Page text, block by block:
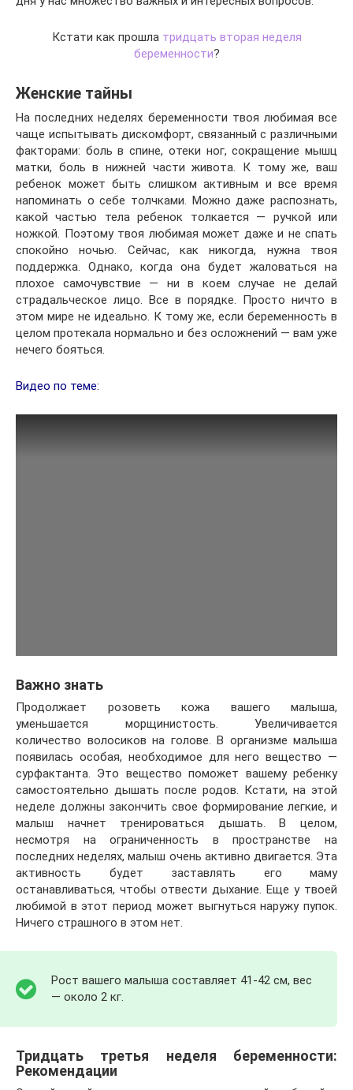
Кстати как прошла тридцать вторая неделя
беременности?
Женские тайны
На последних неделях беременности твоя любимая все
чаще испытывать дискомфорт, связанный с различными
факторами: боль в спине, отеки ног, сокращение мышц
матки, боль в нижней части живота. К тому же, ваш
ребенок может быть слишком активным и все время
напоминать о себе толчками. Можно даже распознать,
какой частью тела ребенок толкается — ручкой или
ножкой. Поэтому твоя любимая может даже и не спать
спокойно ночью. Сейчас, как никогда, нужна твоя
поддержка. Однако, когда она будет жаловаться на
плохое самочувствие — ни в коем случае не делай
страдальческое лицо. Все в порядке. Просто ничто в
этом мире не идеально. К тому же, если беременность в
целом протекала нормально и без осложнений — вам уже
нечего бояться.
Видео по теме:
Важно знать
Продолжает розоветь кожа вашего малыша,
уменьшается морщинистость. Увеличивается
количество волосиков на голове. В организме малыша
появилась особая, необходимое для него вещество —
сурфактанта. Это вещество поможет вашему ребенку
самостоятельно дышать после родов. Кстати, на этой
неделе должны закончить свое формирование легкие, и
малыш начнет тренироваться дышать. В целом,
несмотря на ограниченность в пространстве на
последних неделях, малыш очень активно двигается. Эта
активность будет заставлять его маму
останавливаться, чтобы отвести дыхание. Еще у твоей
любимой в этот период может выгнуться наружу пупок.
Ничего страшного в этом нет.
Рост вашего малыша составляет 41-42 см, вес
— около 2 кг.
Тридцать третья неделя беременности:
Рекомендации